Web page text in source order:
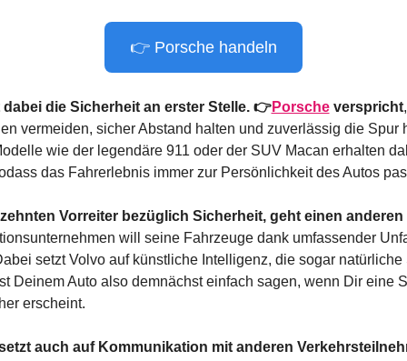
👉 Porsche handeln
die Sicherheit an erster Stelle. 👉Porsche verspricht
vermeiden, sicher Abstand halten und zuverlässig die Spur
wie der legendäre 911 oder der SUV Macan erhalten
das Fahrerlebnis immer zur Persönlichkeit des Autos
Vorreiter bezüglich Sicherheit, geht einen anderen
will seine Fahrzeuge dank umfassender
setzt Volvo auf künstliche Intelligenz, die sogar
Deinem Auto also demnächst einfach sagen, wenn Dir eine
erscheint.
auch auf Kommunikation mit anderen